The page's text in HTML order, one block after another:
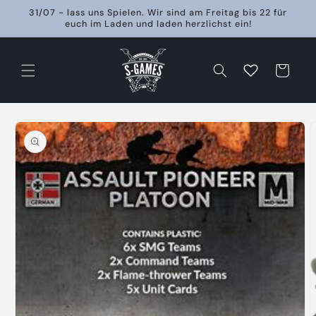
zum
31/07 - lass uns Spielen. Wir sind am Freitag bis 22 für
euch im Laden und laden herzlichst ein!
Warenkorb